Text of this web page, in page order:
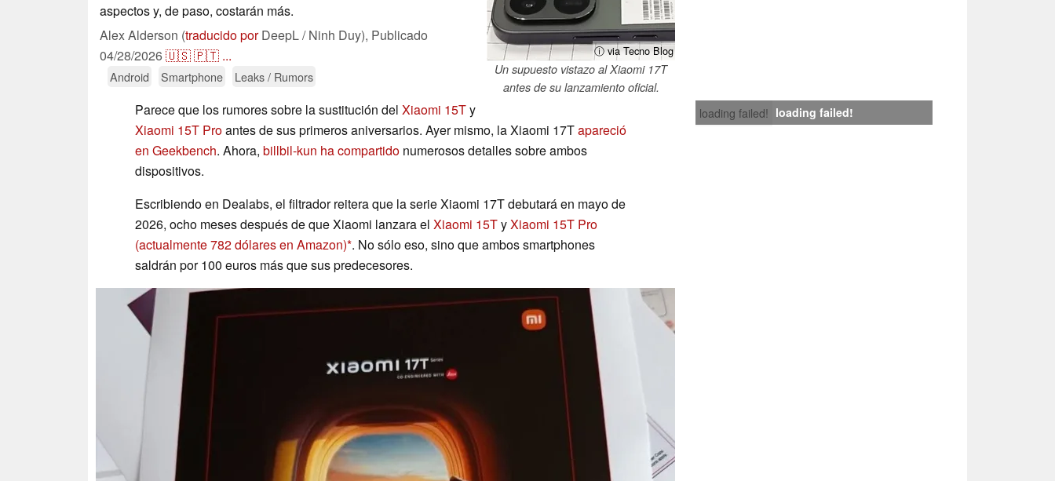
ⓘ via Tecno Blog
Un supuesto vistazo al Xiaomi 17T
antes de su lanzamiento oficial.
aspectos y, de paso, costarán más.
Alex Alderson (traducido porDeepL / Ninh Duy), Publicado
04/28/2026🇺🇸🇵🇹 ...
Android Smartphone Leaks / Rumors
loading failed! loading failed!
Parece que los rumores sobre la sustitución del Xiaomi 15Ty
Xiaomi 15T Proantes de sus primeros aniversarios. Ayer mismo, la Xiaomi 17Tapareció
en Geekbench. Ahora, billbil-kun ha compartido numerosos detalles sobre ambos
dispositivos.
Escribiendo en Dealabs, el filtrador reitera que la serie Xiaomi 17T debutará en mayo de
2026, ocho meses después de que Xiaomi lanzara el Xiaomi 15TyXiaomi 15T Pro
(actualmente 782 dólares en Amazon) . No sólo eso, sino que ambos smartphones
saldrán por 100 euros más que sus predecesores.